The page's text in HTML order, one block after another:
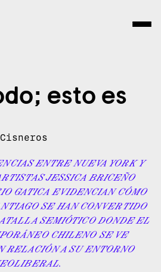
esto es
ENTRE NUEVA YORK Y
JESSICA BRICEÑO
GATICA EVIDENCIAN CÓMO
SE HAN CONVERTIDO
SEMIÓTICO DONDE EL
CHILENO SE VE
RELACIÓN A SU ENTORNO